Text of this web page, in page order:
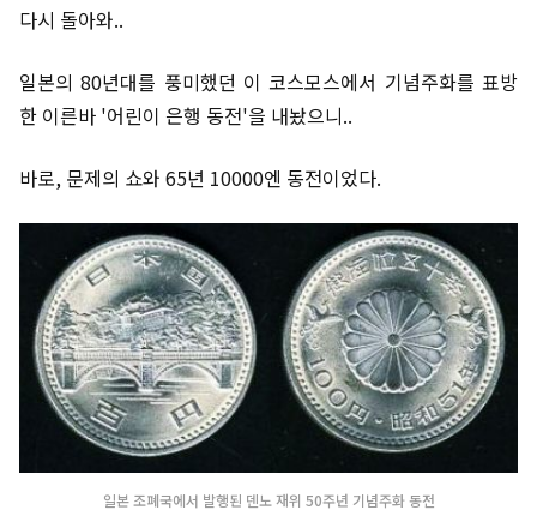
다시 돌아와..
일본의 80년대를 풍미했던 이 코스모스에서 기념주화를 표방
한 이른바 '어린이 은행 동전'을 내놨으니..
바로, 문제의 쇼와 65년 10000엔 동전이었다.
일본 조폐국에서 발행된 덴노 재위 50주년 기념주화 동전